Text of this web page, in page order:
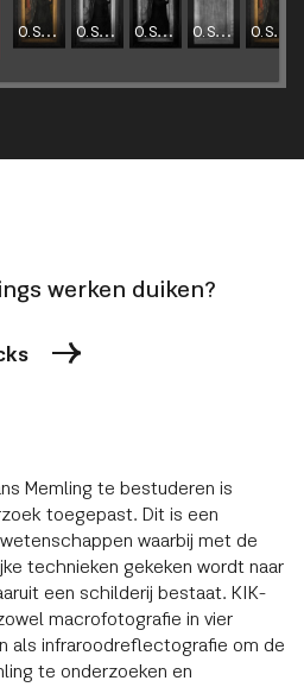
O.SJ0177a.I.VIS O.SJ0177a.I.IR O.SJ0177a.I.IRR O.SJ0177a.I.XR O.SJ0177a.I.MULTI
werken duiken?
Memling te bestuderen is
toegepast. Dit is een
waarbij met de
technieken gekeken wordt naar
een schilderij bestaat. KIK-
macrofotografie in vier
als infraroodreflectografie om de
te onderzoeken en